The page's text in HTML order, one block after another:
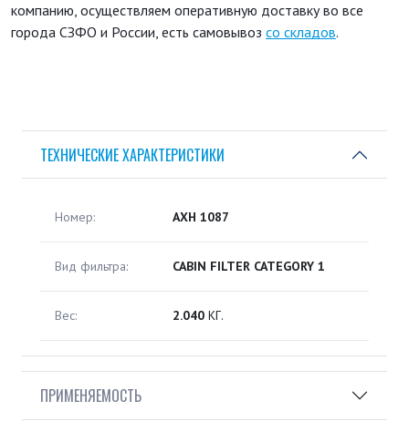
компанию, осуществляем оперативную доставку во все
города СЗФО и России, есть самовывоз со складов.
ТЕХНИЧЕСКИЕ ХАРАКТЕРИСТИКИ
Номер: AXH 1087
Вид фильтра: CABIN FILTER CATEGORY 1
Вес: 2.040 КГ.
ПРИМЕНЯЕМОСТЬ